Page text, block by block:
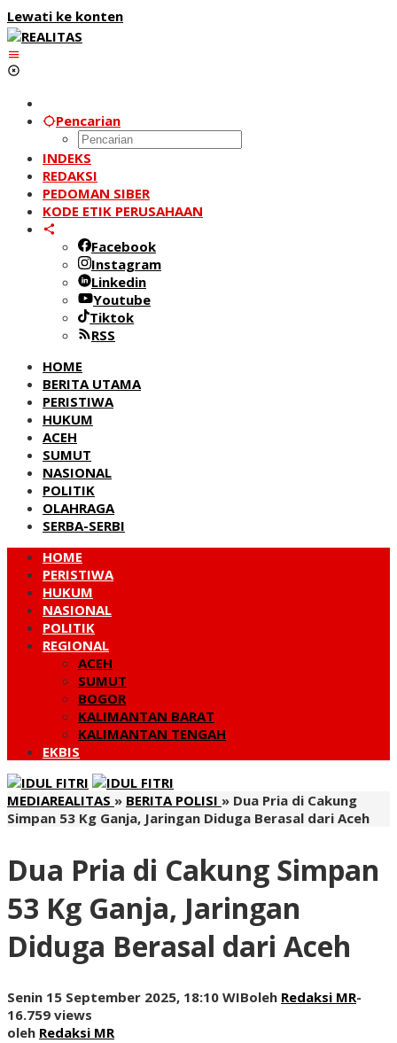
Lewati ke konten
Pencarian
INDEKS
REDAKSI
PEDOMAN SIBER
KODE ETIK PERUSAHAAN
Facebook
Instagram
Linkedin
Youtube
Tiktok
RSS
HOME
BERITA UTAMA
PERISTIWA
HUKUM
ACEH
SUMUT
NASIONAL
POLITIK
OLAHRAGA
SERBA-SERBI
HOME
PERISTIWA
HUKUM
NASIONAL
POLITIK
REGIONAL
ACEH
SUMUT
BOGOR
KALIMANTAN BARAT
KALIMANTAN TENGAH
EKBIS
MEDIAREALITAS » BERITA POLISI » Dua Pria di Cakung
Simpan 53 Kg Ganja, Jaringan Diduga Berasal dari Aceh
Dua Pria di Cakung Simpan
53 Kg Ganja, Jaringan
Diduga Berasal dari Aceh
Senin 15 September 2025, 18:10 WIBoleh Redaksi MR-
16.759 views
oleh Redaksi MR